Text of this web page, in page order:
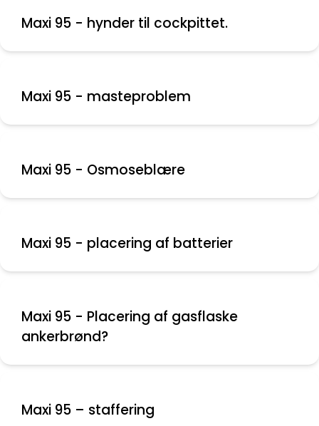
Maxi 95 - hynder til cockpittet.
Maxi 95 - masteproblem
Maxi 95 - Osmoseblære
Maxi 95 - placering af batterier
Maxi 95 - Placering af gasflaske
ankerbrønd?
Maxi 95 – staffering